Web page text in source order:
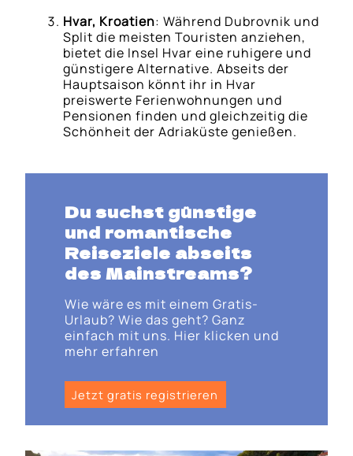
Hvar, Kroatien: Während Dubrovnik und
Split die meisten Touristen anziehen,
bietet die Insel Hvar eine ruhigere und
günstigere Alternative. Abseits der
Hauptsaison könnt ihr in Hvar
preiswerte Ferienwohnungen und
Pensionen finden und gleichzeitig die
Schönheit der Adriaküste genießen.
Du suchst günstige
und romantische
Reiseziele abseits
des Mainstreams?
Wie wäre es mit einem Gratis-
Urlaub? Wie das geht? Ganz
einfach mit uns. Hier klicken und
mehr erfahren
Jetzt gratis registrieren